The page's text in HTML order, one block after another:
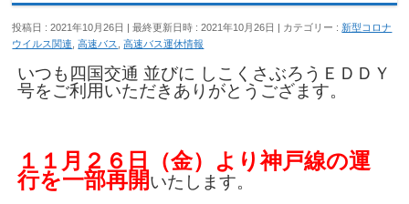
投稿日 : 2021年10月26日 最終更新日時 : 2021年10月26日 カテゴリー : 新型コロナ
ウイルス関連 ,高速バス ,高速バス運休情報
いつも四国交通 並びに しこくさぶろうＥＤＤＹ
号をご利用いただきありがとうござます。
１１月２６日（金）より神戸線の運
行を一部再開いたします。